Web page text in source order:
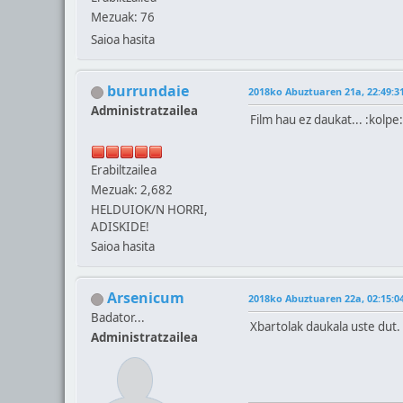
Mezuak: 76
Saioa hasita
burrundaie
Administratzailea
Erabiltzailea
Mezuak: 2,682
HELDUIOK/N HORRI,
ADISKIDE!
Saioa hasita
2018ko Abuztuaren 21a,
Film hau ez daukat... :kolpe:
Arsenicum
Badator...
Administratzailea
2018ko Abuztuaren 22a,
Xbartolak daukala uste dut.